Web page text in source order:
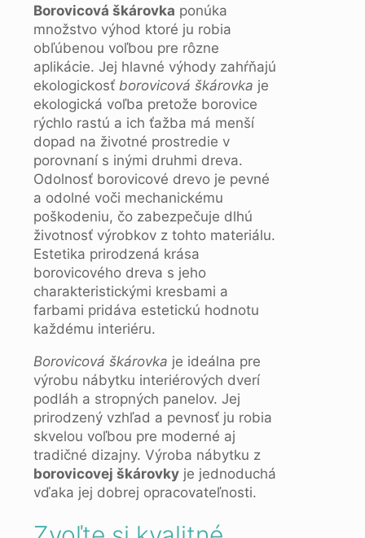
Borovicová škárovka ponúka
množstvo výhod ktoré ju robia
obľúbenou voľbou pre rôzne
aplikácie. Jej hlavné výhody zahŕňajú
ekologickosť borovicová škárovka je
ekologická voľba pretože borovice
rýchlo rastú a ich ťažba má menší
dopad na životné prostredie v
porovnaní s inými druhmi dreva.
Odolnosť borovicové drevo je pevné
a odolné voči mechanickému
poškodeniu, čo zabezpečuje dlhú
životnosť výrobkov z tohto materiálu.
Estetika prirodzená krása
borovicového dreva s jeho
charakteristickými kresbami a
farbami pridáva estetickú hodnotu
každému interiéru.
Borovicová škárovka je ideálna pre
výrobu nábytku interiérových dverí
podláh a stropných panelov. Jej
prirodzený vzhľad a pevnosť ju robia
skvelou voľbou pre moderné aj
tradičné dizajny. Výroba nábytku z
borovicovej škárovky je jednoduchá
vďaka jej dobrej opracovateľnosti.